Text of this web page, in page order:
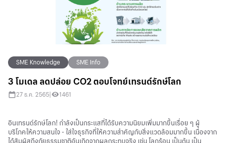
SME Knowledge SME Info
3 โมเดล ลดปล่อย CO2 ตอบโจทย์เทรนด์รักษ์โลก
27 ธ.ค. 2565 1461
อินเทรนด์รักษ์โลก! กำลังเป็นกระแสที่ได้รับความนิยมเพิ่มมากขึ้นเรื่อย ๆ ผู้
บริโภคให้ความสนใจ - ใส่ใจธุรกิจที่ให้ความสำคัญกับสิ่งแวดล้อมมากขึ้น เนื่องจาก
ได้สัมผัสถึงภัยธรรมชาติอันเกิดจากผลกระทบจริง เช่น โลกร้อน เป็นต้น เป็น